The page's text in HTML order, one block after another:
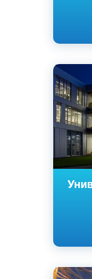
Частный